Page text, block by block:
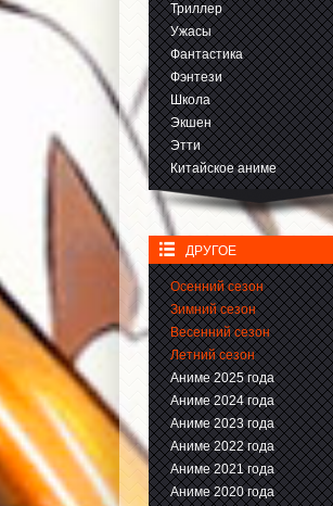
Триллер
Ужасы
Фантастика
Фэнтези
Школа
Экшен
Этти
Китайское аниме
ДРУГОЕ
Осенний сезон
Зимний сезон
Весенний сезон
Летний сезон
Аниме 2025 года
Аниме 2024 года
Аниме 2023 года
Аниме 2022 года
Аниме 2021 года
Аниме 2020 года